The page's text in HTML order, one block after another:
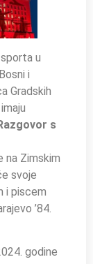
u
i
Gradskih
s
na Zimskim
svoje
i piscem
’84.
godine